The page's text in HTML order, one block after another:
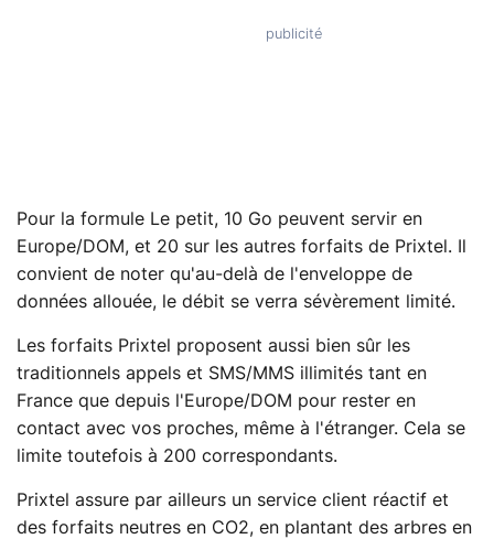
Pour la formule Le petit, 10 Go peuvent servir en
Europe/DOM, et 20 sur les autres forfaits de Prixtel. Il
convient de noter qu'au-delà de l'enveloppe de
données allouée, le débit se verra sévèrement limité.
Les forfaits Prixtel proposent aussi bien sûr les
traditionnels appels et SMS/MMS illimités tant en
France que depuis l'Europe/DOM pour rester en
contact avec vos proches, même à l'étranger. Cela se
limite toutefois à 200 correspondants.
Prixtel assure par ailleurs un service client réactif et
des forfaits neutres en CO2, en plantant des arbres en